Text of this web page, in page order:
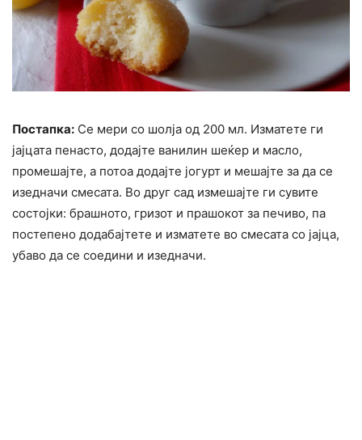
Постапка: Се мери со шолја од 200 мл. Изматете ги
јајцата пенасто, додајте ванилин шеќер и масло,
промешајте, а потоа додајте јогурт и мешајте за да се
изедначи смесата. Во друг сад измешајте ги сувите
состојки: брашното, гризот и прашокот за печиво, па
постепено додабајтете и изматете во смесата со јајца,
убаво да се соедини и изедначи.